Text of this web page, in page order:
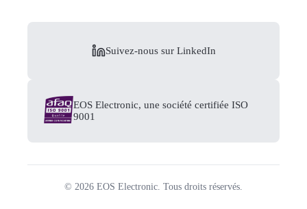
Suivez-nous sur LinkedIn
EOS Electronic, une société certifiée ISO
9001
© 2026 EOS Electronic. Tous droits réservés.